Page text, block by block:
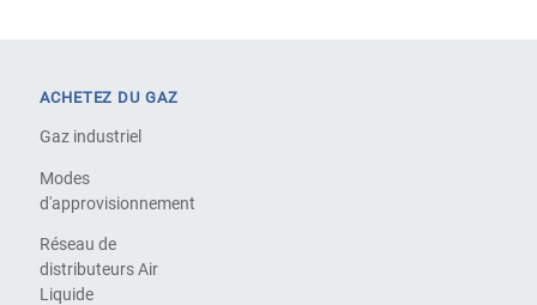
ACHETEZ DU GAZ
Gaz industriel
Modes
d'approvisionnement
Réseau de
distributeurs Air
Liquide